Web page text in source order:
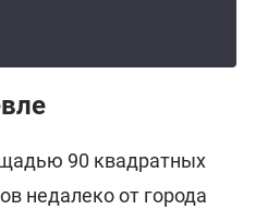
90 квадратных
недалеко от города